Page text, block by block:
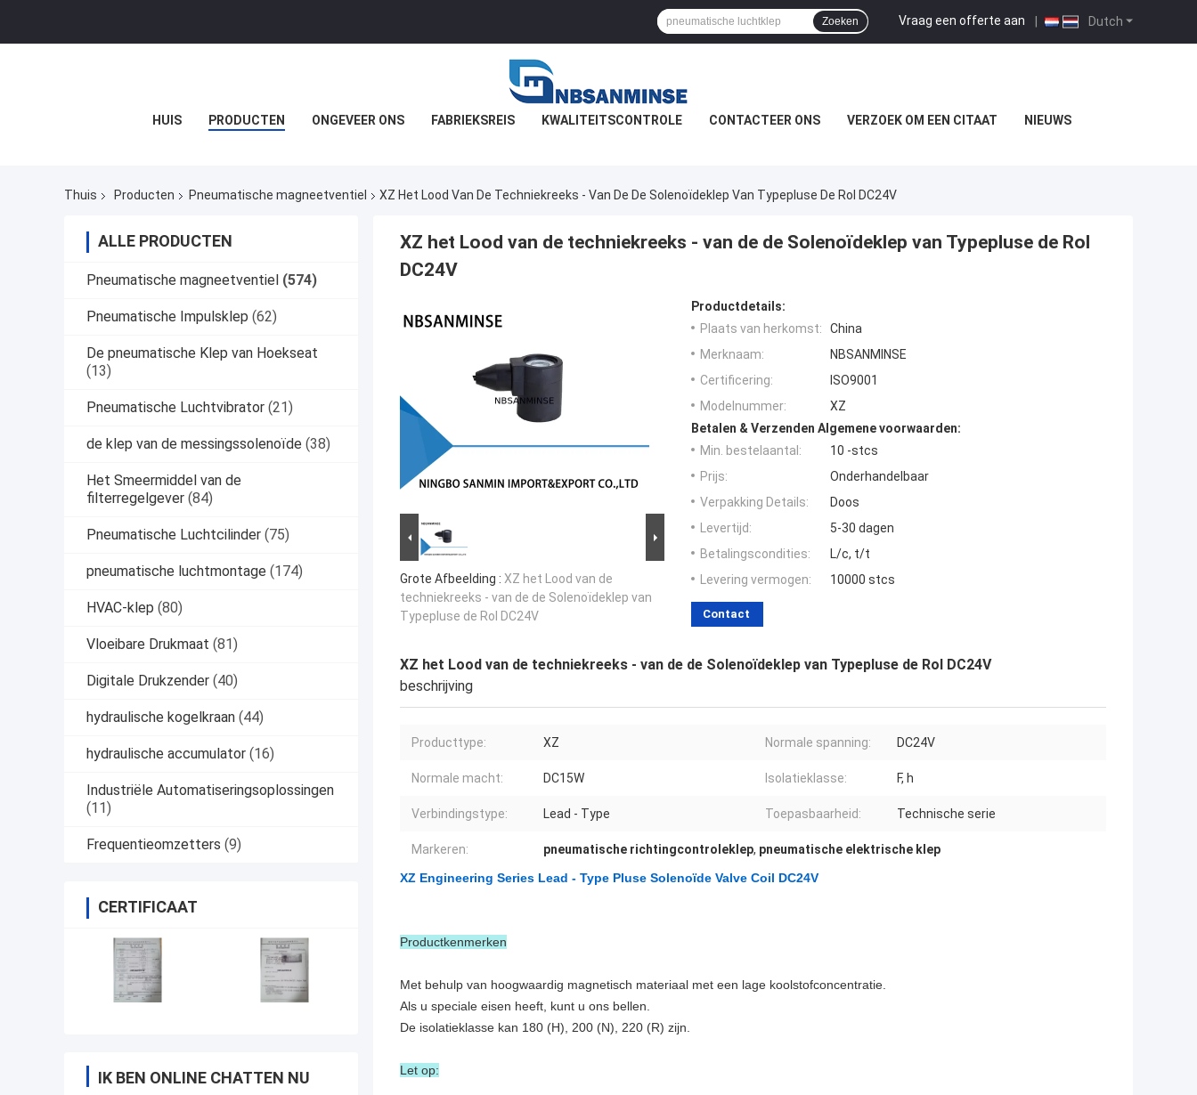
Dutch
Vraag een offerte aan |
Zoeken
HUIS PRODUCTEN ONGEVEER ONS FABRIEKSREIS KWALITEITSCONTROLE CONTACTEER ONS VERZOEK OM EEN CITAAT NIEUWS
Thuis Producten Pneumatische magneetventiel XZ Het Lood Van De Techniekreeks - Van De De Solenoïdeklep Van Typepluse De Rol DC24V
ALLE PRODUCTEN
Pneumatische magneetventiel (574)
Pneumatische Impulsklep (62)
De pneumatische Klep van Hoekseat
(13)
Pneumatische Luchtvibrator (21)
de klep van de messingssolenoïde (38)
Het Smeermiddel van de
filterregelgever (84)
Pneumatische Luchtcilinder (75)
pneumatische luchtmontage (174)
HVAC-klep (80)
Vloeibare Drukmaat (81)
Digitale Drukzender (40)
hydraulische kogelkraan (44)
hydraulische accumulator (16)
Industriële Automatiseringsoplossingen
(11)
Frequentieomzetters (9)
CERTIFICAAT
IK BEN ONLINE CHATTEN NU
XZ het Lood van de techniekreeks - van de de Solenoïdeklep van Typepluse de Rol
DC24V
Grote Afbeelding : XZ het Lood van de
techniekreeks - van de de Solenoïdeklep van
Typepluse de Rol DC24V
Productdetails:
Plaats van herkomst:
China
Merknaam:
NBSANMINSE
Certificering:
ISO9001
Modelnummer:
XZ
Betalen & Verzenden Algemene voorwaarden:
Min. bestelaantal:
10 -stcs
Prijs:
Onderhandelbaar
Verpakking Details:
Doos
Levertijd:
5-30 dagen
Betalingscondities:
L/c, t/t
Levering vermogen:
10000 stcs
Contact
XZ het Lood van de techniekreeks - van de de Solenoïdeklep van Typepluse de Rol DC24V
beschrijving
Producttype: XZ Normale spanning: DC24V
Normale macht: DC15W Isolatieklasse: F, h
Verbindingstype: Lead - Type Toepasbaarheid: Technische serie
Markeren: pneumatische richtingcontroleklep, pneumatische elektrische klep
XZ Engineering Series Lead - Type Pluse Solenoïde Valve Coil DC24V
Productkenmerken
Met behulp van hoogwaardig magnetisch materiaal met een lage koolstofconcentratie.
Als u speciale eisen heeft, kunt u ons bellen.
De isolatieklasse kan 180 (H), 200 (N), 220 (R) zijn.
Let op: